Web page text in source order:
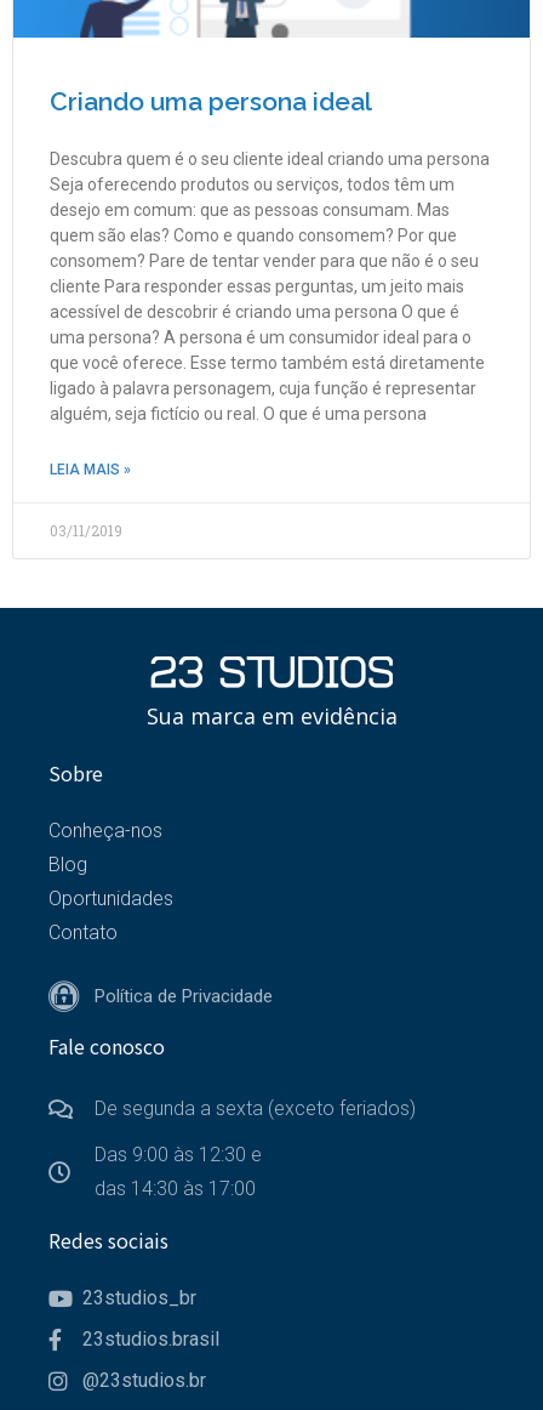
Criando uma persona ideal
Descubra quem é o seu cliente ideal criando uma persona
Seja oferecendo produtos ou serviços, todos têm um
desejo em comum: que as pessoas consumam. Mas
quem são elas? Como e quando consomem? Por que
consomem? Pare de tentar vender para que não é o seu
cliente Para responder essas perguntas, um jeito mais
acessível de descobrir é criando uma persona O que é
uma persona? A persona é um consumidor ideal para o
que você oferece. Esse termo também está diretamente
ligado à palavra personagem, cuja função é representar
alguém, seja fictício ou real. O que é uma persona
LEIA MAIS »
03/11/2019
Sua marca em evidência
Sobre
Conheça-nos
Blog
Oportunidades
Contato
Política de Privacidade
Fale conosco
De segunda a sexta (exceto feriados)
Das 9:00 às 12:30 e
das 14:30 às 17:00
Redes sociais
23studios_br
23studios.brasil
@23studios.br